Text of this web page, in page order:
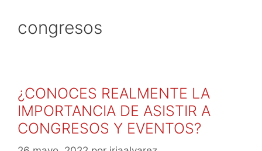
congresos
¿CONOCES REALMENTE LA
IMPORTANCIA DE ASISTIR A
CONGRESOS Y EVENTOS?